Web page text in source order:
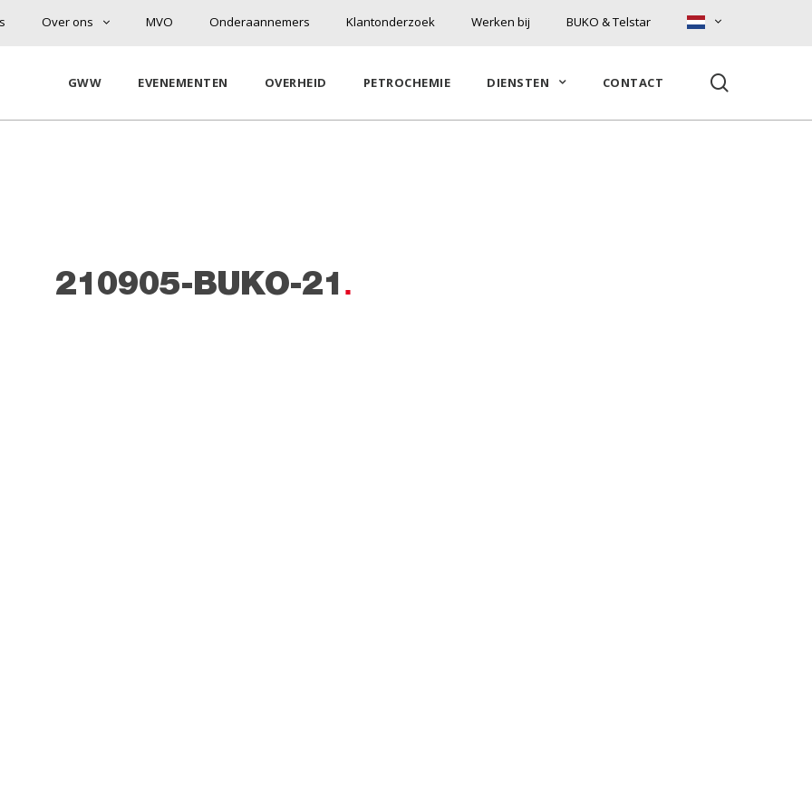
Over ons MVO Onderaannemers Klantonderzoek Werken bij BUKO & Telstar
GWW EVENEMENTEN OVERHEID PETROCHEMIE DIENSTEN CONTACT
210905-BUKO-21